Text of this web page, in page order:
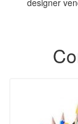
designer